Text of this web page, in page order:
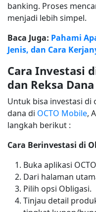
banking. Proses
menjadi lebih simpel.
Baca Juga: Pahami
Jenis, dan Cara
Cara Investasi
dan Reksa Dana
Untuk bisa investasi di
dana di OCTO Mobile,
langkah berikut :
Cara Berinvestasi di
Buka aplikasi
Dari halaman
Pilih opsi Obligasi.
Tinjau detail